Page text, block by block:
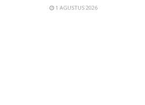
1 AGUSTUS 2026